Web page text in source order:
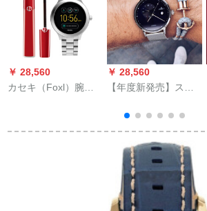
￥ 28,560
カセキ（Foxl）腕時
スト·リ－女子表情人
￥ 28,560
【年度新発売】スイ
时计男机械表ファン
シーメカ男表ベト鉄
帯金1216新金の深海
魅力